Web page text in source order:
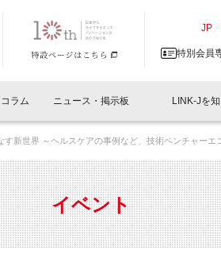
JP
特別会員
閉じる
イベントレポート一覧
LINK-J主催・共催
LINK-J協賛・協力
"UNIKORN"？
ラム
ャーインタビュー
ターコラム
ニュース・掲示板
人と情報の交流掲示板一
会員プレスリリース
募集
LINK-Jを
Nihonbashi
ター紹介
レット
員について
ス・ラボ
新世界 ～ヘルスケアの事例など、技術ベンチャー
イベント